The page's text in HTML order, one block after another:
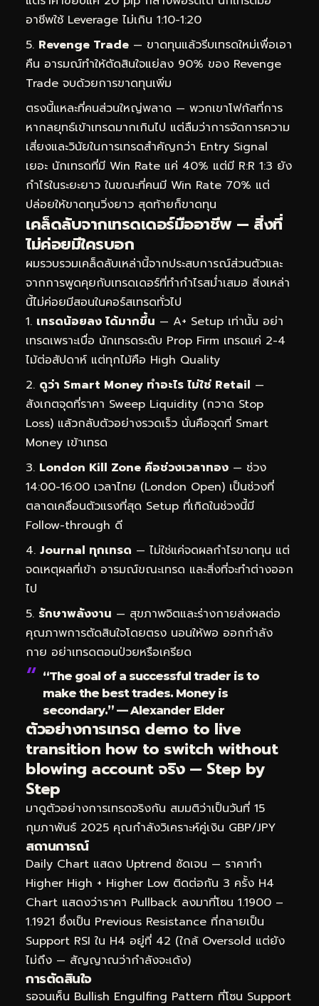
อาชีพใช้ Leverage ไม่เกิน 1:10-1:20
Revenge Trade — ขาดทุนแล้วรีบเทรดใหม่เพื่อเอา
คืน อารมณ์ทำให้ตัดสินใจแย่ลง 90% ของ Revenge
Trade จบด้วยการขาดทุนเพิ่ม
ตรงนี้แหละที่คนส่วนใหญ่พลาด — พวกเขาโฟกัสที่การ
หากลยุทธ์เข้าเทรดมากเกินไป แต่ลืมว่าการจัดการความ
เสี่ยงและวินัยในการเทรดสำคัญกว่า Entry Signal
เยอะ นักเทรดที่มี Win Rate แค่ 40% แต่มี R:R 1:3 ยัง
กำไรในระยะยาว ในขณะที่คนมี Win Rate 70% แต่
ปล่อยให้ขาดทุนวิ่งยาว สุดท้ายก็ขาดทุน
เคล็ดลับจากเทรดเดอร์มืออาชีพ — สิ่งที่
ไม่ค่อยมีใครบอก
ผมรวบรวมเคล็ดลับเหล่านี้จากประสบการณ์ส่วนตัวและ
จากการพูดคุยกับเทรดเดอร์ที่ทำกำไรสม่ำเสมอ สิ่งเหล่า
นี้ไม่ค่อยมีสอนในคอร์สเทรดทั่วไป
เทรดน้อยลง ได้มากขึ้น — A+ Setup เท่านั้น อย่า
เทรดเพราะเบื่อ นักเทรดระดับ Prop Firm เทรดแค่ 2-4
ไม้ต่อสัปดาห์ แต่ทุกไม้คือ High Quality
ดูว่า Smart Money ทำอะไร ไม่ใช่ Retail —
สังเกตจุดที่ราคา Sweep Liquidity (กวาด Stop
Loss) แล้วกลับตัวอย่างรวดเร็ว นั่นคือจุดที่ Smart
Money เข้าเทรด
London Kill Zone คือช่วงเวลาทอง — ช่วง
14:00-16:00 เวลาไทย (London Open) เป็นช่วงที่
ตลาดเคลื่อนตัวแรงที่สุด Setup ที่เกิดในช่วงนี้มี
Follow-through ดี
Journal ทุกเทรด — ไม่ใช่แค่จดผลกำไรขาดทุน แต่
จดเหตุผลที่เข้า อารมณ์ขณะเทรด และสิ่งที่จะทำต่างออก
ไป
รักษาพลังงาน — สุขภาพจิตและร่างกายส่งผลต่อ
คุณภาพการตัดสินใจโดยตรง นอนให้พอ ออกกำลัง
กาย อย่าเทรดตอนป่วยหรือเครียด
“The goal of a successful trader is to
make the best trades. Money is
secondary.” — Alexander Elder
ตัวอย่างการเทรด demo to live
transition how to switch without
blowing account จริง — Step by
Step
มาดูตัวอย่างการเทรดจริงกัน สมมติว่าเป็นวันที่ 15
กุมภาพันธ์ 2025 คุณกำลังวิเคราะห์คู่เงิน GBP/JPY
สถานการณ์
Daily Chart แสดง Uptrend ชัดเจน — ราคาทำ
Higher High + Higher Low ติดต่อกัน 3 ครั้ง H4
Chart แสดงว่าราคา Pullback ลงมาที่โซน 1.1900 –
1.1921 ซึ่งเป็น Previous Resistance ที่กลายเป็น
Support RSI ใน H4 อยู่ที่ 42 (ใกล้ Oversold แต่ยัง
ไม่ถึง — สัญญาณว่ากำลังจะเด้ง)
การตัดสินใจ
รอจนเห็น Bullish Engulfing Pattern ที่โซน Support